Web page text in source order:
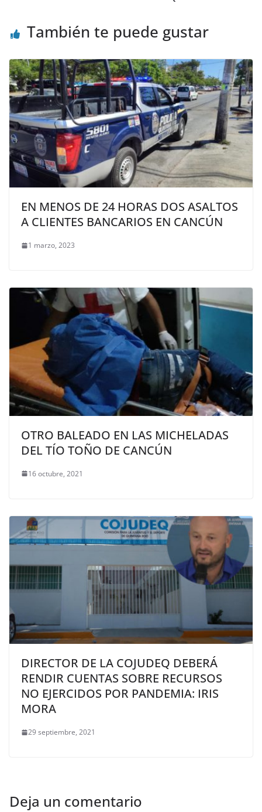
También te puede gustar
EN MENOS DE 24 HORAS DOS ASALTOS
A CLIENTES BANCARIOS EN CANCÚN
1 marzo, 2023
OTRO BALEADO EN LAS MICHELADAS
DEL TÍO TOÑO DE CANCÚN
16 octubre, 2021
DIRECTOR DE LA COJUDEQ DEBERÁ
RENDIR CUENTAS SOBRE RECURSOS
NO EJERCIDOS POR PANDEMIA: IRIS
MORA
29 septiembre, 2021
Deja un comentario